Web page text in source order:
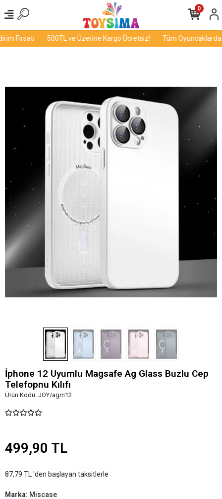
Fırsatı 500TL ve Üzerine Kargo Ücretsiz! Tüm Oyuncaklarda
0
İphone 12 Uyumlu Magsafe Ag Glass Buzlu Cep
Telefopnu Kılıfı
Ürün Kodu: JOY/agm12
499,90 TL
87,79 TL 'den başlayan taksitlerle
Marka: Miscase